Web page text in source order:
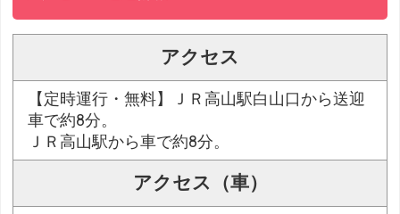
アクセス
【定時運行・無料】ＪＲ高山駅白山口から送迎
車で約8分。
ＪＲ高山駅から車で約8分。
アクセス（車）